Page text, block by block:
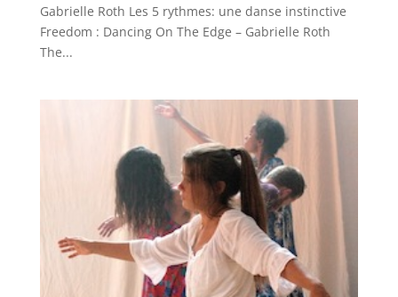
Gabrielle Roth Les 5 rythmes: une danse instinctive
Freedom : Dancing On The Edge – Gabrielle Roth
The...